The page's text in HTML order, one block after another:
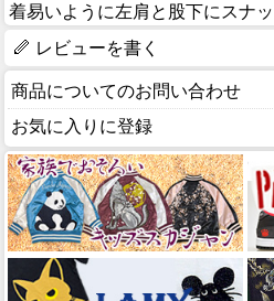
着易いように左肩と股下にスナ
レビューを書く
商品についてのお問い合わせ
お気に入りに登録